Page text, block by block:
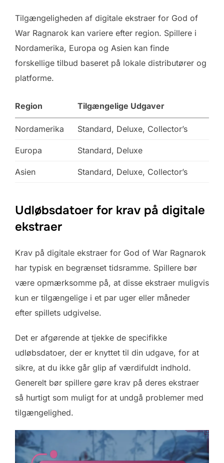
Tilgængeligheden af digitale ekstraer for God of
War Ragnarok kan variere efter region. Spillere i
Nordamerika, Europa og Asien kan finde
forskellige tilbud baseret på lokale distributører og
platforme.
Region Tilgængelige Udgaver
Nordamerika Standard, Deluxe, Collector’s
Europa Standard, Deluxe
Asien Standard, Deluxe, Collector’s
Udløbsdatoer for krav på digitale
ekstraer
Krav på digitale ekstraer for God of War Ragnarok
har typisk en begrænset tidsramme. Spillere bør
være opmærksomme på, at disse ekstraer muligvis
kun er tilgængelige i et par uger eller måneder
efter spillets udgivelse.
Det er afgørende at tjekke de specifikke
udløbsdatoer, der er knyttet til din udgave, for at
sikre, at du ikke går glip af værdifuldt indhold.
Generelt bør spillere gøre krav på deres ekstraer
så hurtigt som muligt for at undgå problemer med
tilgængelighed.